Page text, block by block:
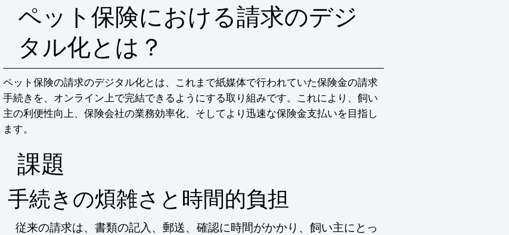
ペット保険における請求のデジ
タル化とは？
ペット保険の請求のデジタル化とは、これまで紙媒体で行われていた保険金の請求
手続きを、オンライン上で完結できるようにする取り組みです。これにより、飼い
主の利便性向上、保険会社の業務効率化、そしてより迅速な保険金支払いを目指し
ます。
​課題
手続きの煩雑さと時間的負担
従来の請求は、書類の記入、郵送、確認に時間がかかり、飼い主にとっ